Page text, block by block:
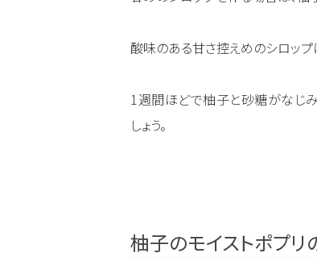
酸味のある甘さ控えめのシロップ
1週間ほどで柚子と砂糖がなじ
しょう。
柚子のモイストポプリ